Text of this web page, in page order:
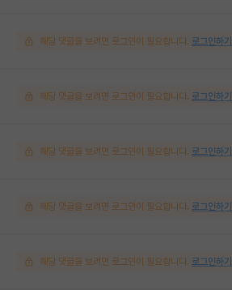
해당 댓글을 보려면 로그인이 필요합니다. 로그인하기
해당 댓글을 보려면 로그인이 필요합니다. 로그인하기
해당 댓글을 보려면 로그인이 필요합니다. 로그인하기
해당 댓글을 보려면 로그인이 필요합니다. 로그인하기
해당 댓글을 보려면 로그인이 필요합니다. 로그인하기